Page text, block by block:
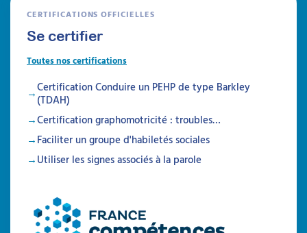
simple, concrète et surtout orientée vers
l’ajustement de l’accompagnement d’adultes
avec TSA.
Durée 18h réparties sur 7 semaines
Être prévenu
Formations
CERTIFICATIONS OFFICIELLES
Se certifier
Toutes nos certifications
Certification Conduire un PEHP de type Barkley
(TDAH)
Certification graphomotricité : troubles…
Faciliter un groupe d'habiletés sociales
Utiliser les signes associés à la parole